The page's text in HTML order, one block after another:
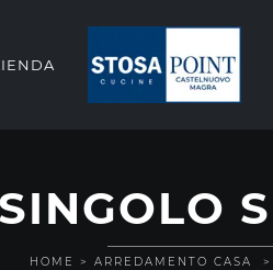
HOME > ARREDAMENTO CASA >